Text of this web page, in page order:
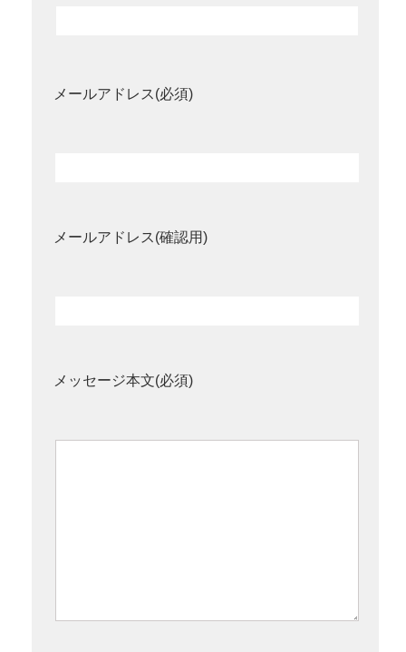
メールアドレス(必須)
メールアドレス(確認用)
メッセージ本文(必須)